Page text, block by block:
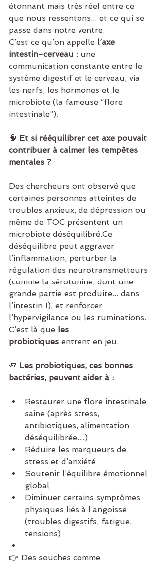
étonnant mais très réel entre ce
que nous ressentons... et ce qui se
passe dans notre ventre.
C’est ce qu’on appelle l’axe
intestin-cerveau : une
communication constante entre le
système digestif et le cerveau, via
les nerfs, les hormones et le
microbiote (la fameuse “flore
intestinale”).
🧠 Et si rééquilibrer cet axe pouvait
contribuer à calmer les tempêtes
mentales ?
Des chercheurs ont observé que
certaines personnes atteintes de
troubles anxieux, de dépression ou
même de TOC présentent un
microbiote déséquilibré.Ce
déséquilibre peut aggraver
l’inflammation, perturber la
régulation des neurotransmetteurs
(comme la sérotonine, dont une
grande partie est produite... dans
l’intestin !), et renforcer
l’hypervigilance ou les ruminations.
C’est là que les
probiotiques entrent en jeu.
🦠 Les probiotiques, ces bonnes
bactéries, peuvent aider à :
Restaurer une flore intestinale
saine (après stress,
antibiotiques, alimentation
déséquilibrée…)
Réduire les marqueurs de
stress et d’anxiété
Soutenir l’équilibre émotionnel
global
Diminuer certains symptômes
physiques liés à l’angoisse
(troubles digestifs, fatigue,
tensions)
👉 Des souches comme